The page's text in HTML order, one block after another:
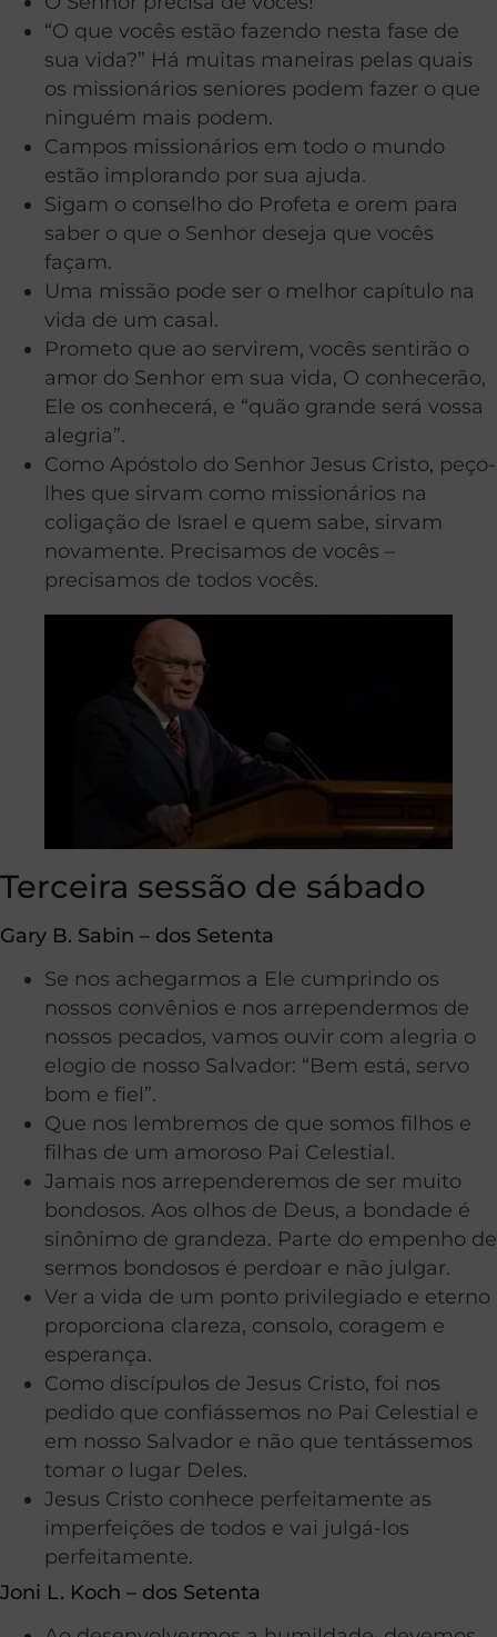
“O que vocês estão fazendo nesta fase de
sua vida?” Há muitas maneiras pelas quais
os missionários seniores podem fazer o que
ninguém mais podem.
Campos missionários em todo o mundo
estão implorando por sua ajuda.
Sigam o conselho do Profeta e orem para
saber o que o Senhor deseja que vocês
façam.
Uma missão pode ser o melhor capítulo na
vida de um casal.
Prometo que ao servirem, vocês sentirão o
amor do Senhor em sua vida, O conhecerão,
Ele os conhecerá, e “quão grande será vossa
alegria”.
Como Apóstolo do Senhor Jesus Cristo, peço-
lhes que sirvam como missionários na
coligação de Israel e quem sabe, sirvam
novamente. Precisamos de vocês –
precisamos de todos vocês.
Terceira sessão de sábado
Gary B. Sabin – dos Setenta
Se nos achegarmos a Ele cumprindo os
nossos convênios e nos arrependermos de
nossos pecados, vamos ouvir com alegria o
elogio de nosso Salvador: “Bem está, servo
bom e fiel”.
Que nos lembremos de que somos filhos e
filhas de um amoroso Pai Celestial.
Jamais nos arrependeremos de ser muito
bondosos. Aos olhos de Deus, a bondade é
sinônimo de grandeza. Parte do empenho de
sermos bondosos é perdoar e não julgar.
Ver a vida de um ponto privilegiado e eterno
proporciona clareza, consolo, coragem e
esperança.
Como discípulos de Jesus Cristo, foi nos
pedido que confiássemos no Pai Celestial e
em nosso Salvador e não que tentássemos
tomar o lugar Deles.
Jesus Cristo conhece perfeitamente as
imperfeições de todos e vai julgá-los
perfeitamente.
Joni L. Koch – dos Setenta